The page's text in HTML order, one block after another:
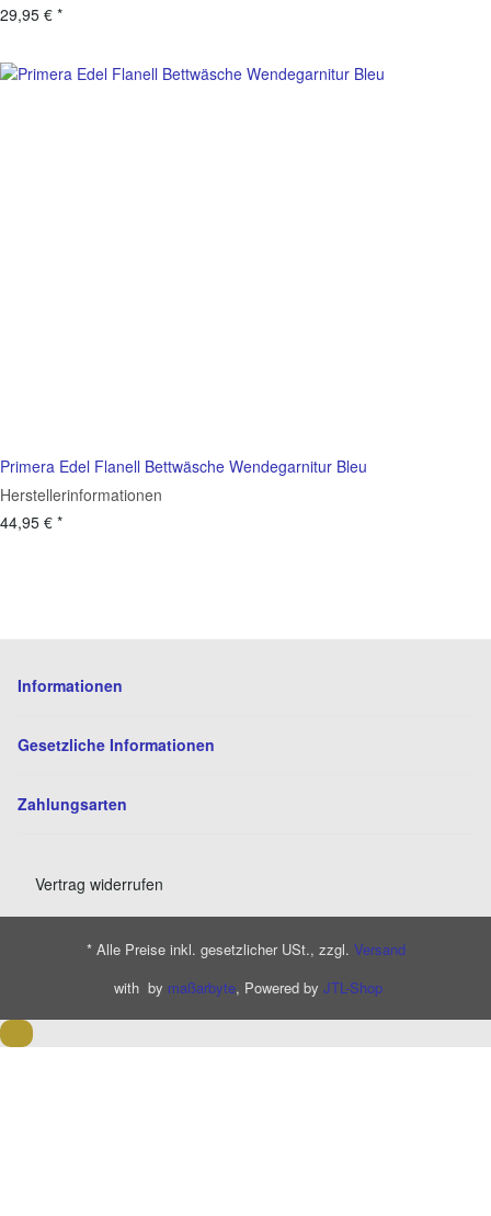
29,95 € *
Primera Edel Flanell Bettwäsche Wendegarnitur Bleu
Herstellerinformationen
44,95 € *
Informationen
Gesetzliche Informationen
Zahlungsarten
Vertrag widerrufen
* Alle Preise inkl. gesetzlicher USt., zzgl. Versand
with by maßarbyte, Powered by JTL-Shop